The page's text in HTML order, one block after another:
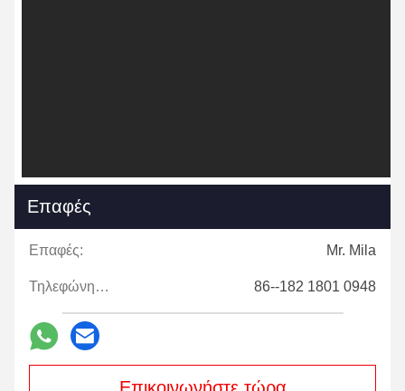
Επαφές
Επαφές: Mr. Mila
Τηλεφώνημα: 86--182 1801 0948